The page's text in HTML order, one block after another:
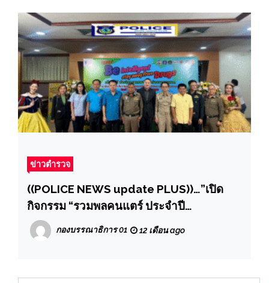
ข่าวตำรวจ
((POLICE NEWS update PLUS))…”เปิด
กิจกรรม “รวมพลคนแตร์ ประจำปี
2568″พร้อมมอบโล่รางวัลเกียรติคุณให้กับ ผู้
แทนองค์การบริหารส่วน จังหวัด
กองบรรณาธิการ 01 12 เดือน ago